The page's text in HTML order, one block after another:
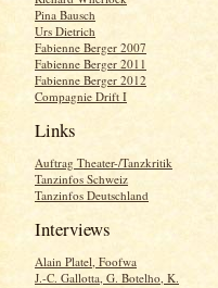
Pina Bausch
Urs Dietrich
Fabienne Berger 2007
Fabienne Berger 2011
Fabienne Berger 2012
Compagnie Drift I
Links
Auftrag Theater-/Tanzkritik
Tanzinfos Schweiz
Tanzinfos Deutschland
Interviews
Alain Platel, Foofwa
J.-C. Gallotta, G. Botelho, K.